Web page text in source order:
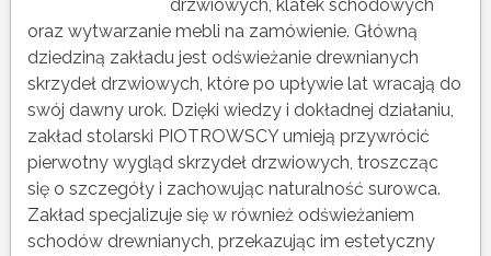
drzwiowych, klatek schodowych
oraz wytwarzanie mebli na zamówienie. Główną
dziedziną zakładu jest odświeżanie drewnianych
skrzydeł drzwiowych, które po upływie lat wracają do
swój dawny urok. Dzięki wiedzy i dokładnej działaniu,
zakład stolarski PIOTROWSCY umieją przywrócić
pierwotny wygląd skrzydeł drzwiowych, troszcząc
się o szczegóły i zachowując naturalność surowca.
Zakład specjalizuje się w również odświeżaniem
schodów drewnianych, przekazując im estetyczny